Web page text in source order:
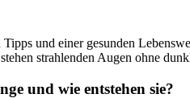
und einer gesunden
strahlenden Augen ohne
und wie entstehen sie?